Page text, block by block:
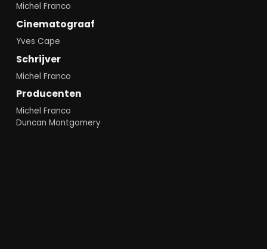
Michel Franco
Cinematograaf
Yves Cape
Schrijver
Michel Franco
Producenten
Michel Franco
Duncan Montgomery